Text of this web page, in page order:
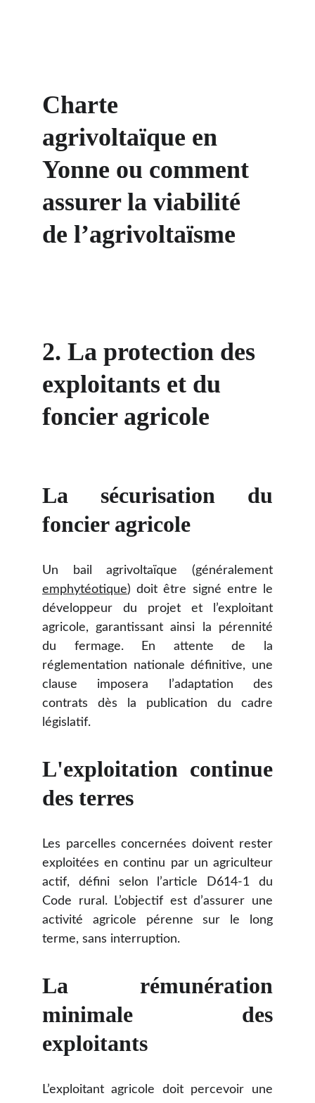
Charte
agrivoltaïque en
Yonne ou comment
assurer la viabilité
de l’agrivoltaïsme
2. La protection des
exploitants et du
foncier agricole
La sécurisation du
foncier agricole
Un bail agrivoltaïque (généralement
emphytéotique) doit être signé entre le
développeur du projet et l’exploitant
agricole, garantissant ainsi la pérennité
du fermage. En attente de la
réglementation nationale définitive, une
clause imposera l’adaptation des
contrats dès la publication du cadre
législatif.
L'exploitation continue
des terres
Les parcelles concernées doivent rester
exploitées en continu par un agriculteur
actif, défini selon l’article D614-1 du
Code rural. L’objectif est d’assurer une
activité agricole pérenne sur le long
terme, sans interruption.
La rémunération
minimale des
exploitants
L’exploitant agricole doit percevoir une